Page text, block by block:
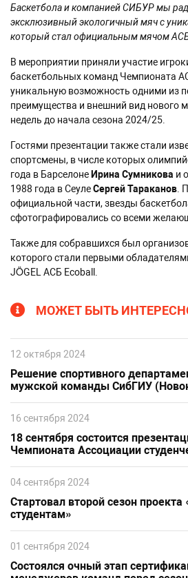
Баскетбола и компанией СИБУР мы
эксклюзивный экологичный мяч с
который стал официальным мячом
В мероприятии приняли участие
баскетбольных команд Чемпионата
уникальную возможность одними из
преимущества и внешний вид нового
недель до начала сезона 2024/25.
Гостями презентации также стали
спортсмены, в числе которых
года в Барселоне Ирина Сумникова и
1988 года в СеулеСергей Тараканов.
официальной части, звезды
сфотографировались со всеми
Также для собравшихся был
которого стали первыми
JÖGEL АСБ Ecoball.
МОЖЕТ БЫТЬ
12 октября 2024
Решение спортивного
мужской команды СибГИУ
16 сентября 2024
18 сентября состоится
Чемпионата Ассоциации
04 сентября 2024
Стартовал второй сезон проекта
студентам»
01 сентября 2024
Состоялся очный этап